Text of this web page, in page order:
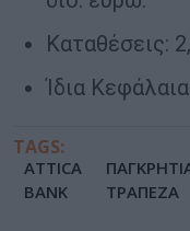
Καταθέσεις:
Ίδια
TAGS:
ATTICA
BANK
ΤΡΑΠΕΖΑ